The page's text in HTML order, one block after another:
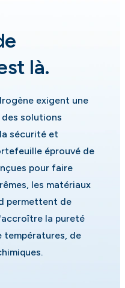
là.
exigent une
solutions
sécurité et
éprouvé de
pour faire
les matériaux
permettent de
la pureté
températures, de